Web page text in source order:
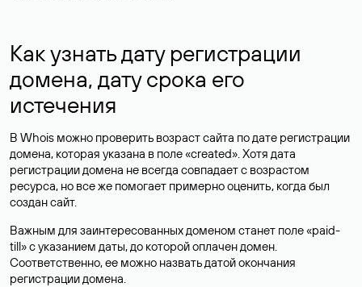
Как узнать дату регистрации
домена, дату срока его
истечения
В Whois можно проверить возраст сайта по дате регистрации
домена, которая указана в поле «created». Хотя дата
регистрации домена не всегда совпадает с возрастом
ресурса, но все же помогает примерно оценить, когда был
создан сайт.
Важным для заинтересованных доменом станет поле «paid-
till» с указанием даты, до которой оплачен домен.
Соответственно, ее можно назвать датой окончания
регистрации домена.